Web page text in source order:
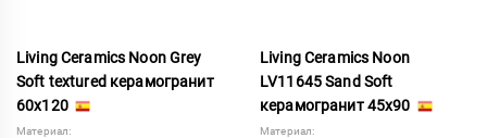
Living Ceramics Noon Grey
Soft textured керамогранит
60x120
Материал:
Living Ceramics Noon
LV11645 Sand Soft
керамогранит 45x90
Материал: